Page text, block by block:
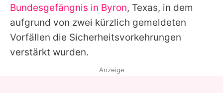
Bundesgefängnis in Byron, Texas, in dem
aufgrund von zwei kürzlich gemeldeten
Vorfällen die Sicherheitsvorkehrungen
verstärkt wurden.
Anzeige